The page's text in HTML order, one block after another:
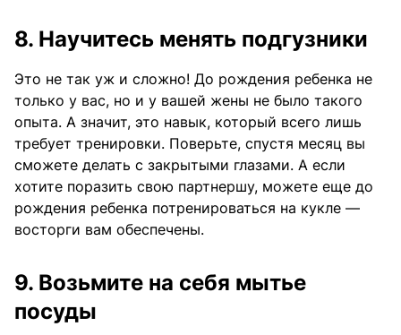
8. Научитесь менять подгузники
Это не так уж и сложно! До рождения ребенка не
только у вас, но и у вашей жены не было такого
опыта. А значит, это навык, который всего лишь
требует тренировки. Поверьте, спустя месяц вы
сможете делать с закрытыми глазами. А если
хотите поразить свою партнершу, можете еще до
рождения ребенка потренироваться на кукле —
восторги вам обеспечены.
9. Возьмите на себя мытье
посуды